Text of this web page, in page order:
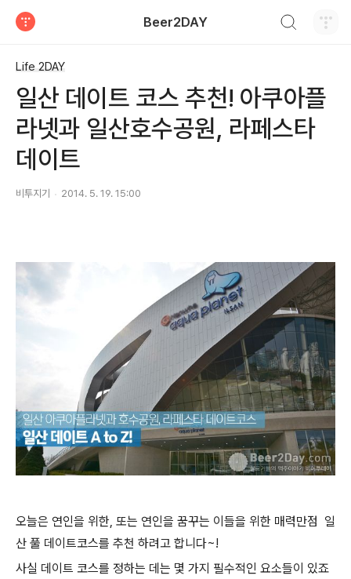
Beer2DAY
Life 2DAY
일산 데이트 코스 추천! 아쿠아플
라넷과 일산호수공원, 라페스타
데이트
비투지기 2014. 5. 19. 15:00
오늘은 연인을 위한, 또는 연인을 꿈꾸는 이들을 위한 매력만점 일
산 풀 데이트코스를 추천 하려고 합니다~!
사실 데이트 코스를 정하는 데는 몇 가지 필수적인 요소들이 있죠